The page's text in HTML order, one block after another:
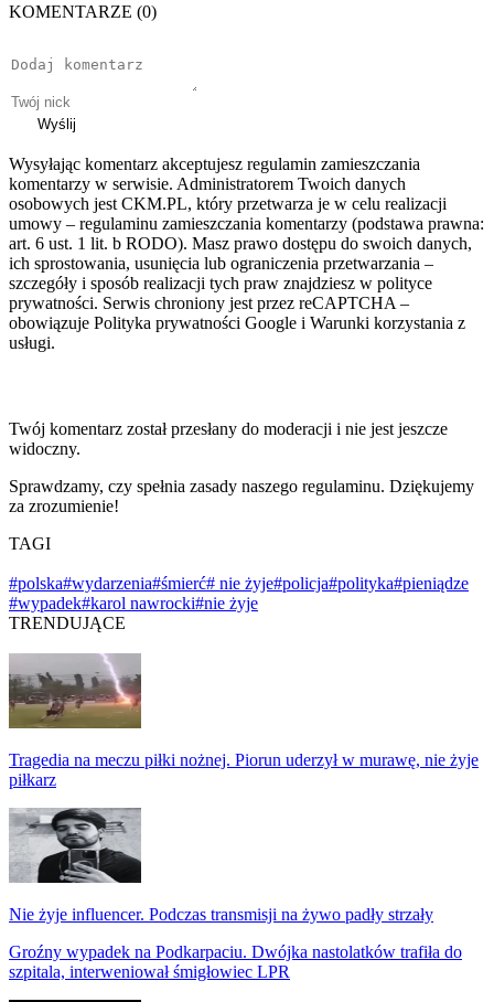
KOMENTARZE (0)
Wyślij
Wysyłając komentarz akceptujesz regulamin zamieszczania
komentarzy w serwisie. Administratorem Twoich danych
osobowych jest CKM.PL, który przetwarza je w celu realizacji
umowy – regulaminu zamieszczania komentarzy (podstawa prawna:
art. 6 ust. 1 lit. b RODO). Masz prawo dostępu do swoich danych,
ich sprostowania, usunięcia lub ograniczenia przetwarzania –
szczegóły i sposób realizacji tych praw znajdziesz w polityce
prywatności. Serwis chroniony jest przez reCAPTCHA –
obowiązuje Polityka prywatności Google i Warunki korzystania z
usługi.
Twój komentarz został przesłany do moderacji i nie jest jeszcze
widoczny.
Sprawdzamy, czy spełnia zasady naszego regulaminu. Dziękujemy
za zrozumienie!
TAGI
#polska#wydarzenia#śmierć# nie żyje#policja#polityka#pieniądze
#wypadek#karol nawrocki#nie żyje
TRENDUJĄCE
Tragedia na meczu piłki nożnej. Piorun uderzył w murawę, nie żyje
piłkarz
Nie żyje influencer. Podczas transmisji na żywo padły strzały
Groźny wypadek na Podkarpaciu. Dwójka nastolatków trafiła do
szpitala, interweniował śmigłowiec LPR